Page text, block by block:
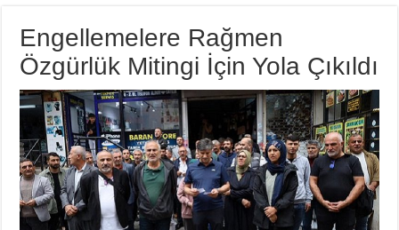
Engellemelere Rağmen
Özgürlük Mitingi İçin Yola Çıkıldı